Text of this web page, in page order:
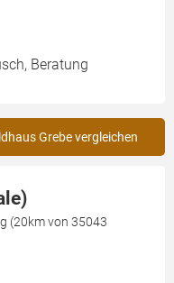
Beratung
Grebe vergleichen
(20km von 35043